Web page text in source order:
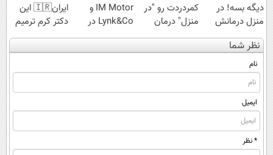
دیگه بسه! در
منزل درمانش
کن
(◀پرسش‌نامه)
کمردردت رو "در
منزل" درمان
کنی؟ (◂فیلم +
◂پرسش‌نامه)
IM Motor و
Lynk&Co در
ایران
ایران🇮🇷 این
دکتر کرم ترمیم
کننده 23 روزه
ساخت!
نظر شما
نام
ایمیل
* نظر